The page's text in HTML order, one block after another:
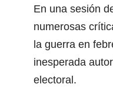
En una sesión
numerosas
la guerra en
inesperada
electoral.